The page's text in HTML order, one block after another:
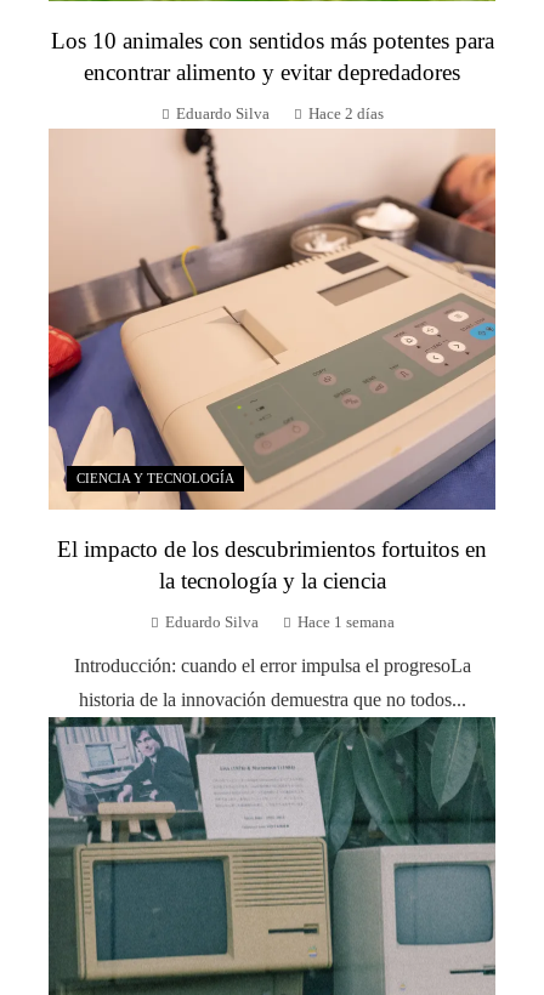
Los 10 animales con sentidos más potentes para
encontrar alimento y evitar depredadores
Eduardo Silva Hace 2 días
CIENCIA Y TECNOLOGÍA
El impacto de los descubrimientos fortuitos en
la tecnología y la ciencia
Eduardo Silva Hace 1 semana
Introducción: cuando el error impulsa el progresoLa
historia de la innovación demuestra que no todos...